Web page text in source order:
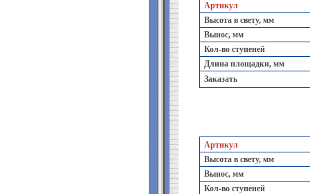
Артикул
Высота в свету, мм
Вынос, мм
Кол-во ступеней
Длина площадки, мм
Заказать
Артикул
Высота в свету, мм
Вынос, мм
Кол-во ступеней